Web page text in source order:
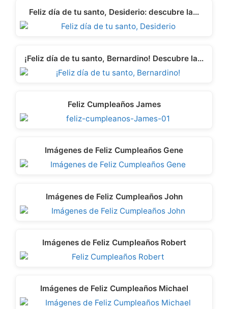
Feliz día de tu santo, Desiderio: descubre la…
¡Feliz día de tu santo, Bernardino! Descubre la…
Feliz Cumpleaños James
Imágenes de Feliz Cumpleaños Gene
Imágenes de Feliz Cumpleaños John
Imágenes de Feliz Cumpleaños Robert
Imágenes de Feliz Cumpleaños Michael